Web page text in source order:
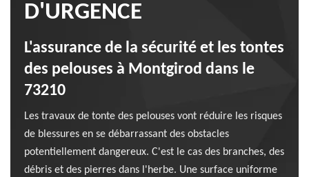
D'URGENCE
L'assurance de la sécurité et les tontes
des pelouses à Montgirod dans le
73210
Les travaux de tonte des pelouses vont réduire les risques
de blessures en se débarrassant des obstacles
potentiellement dangereux. C'est le cas des branches, des
débris et des pierres dans l'herbe. Une surface uniforme